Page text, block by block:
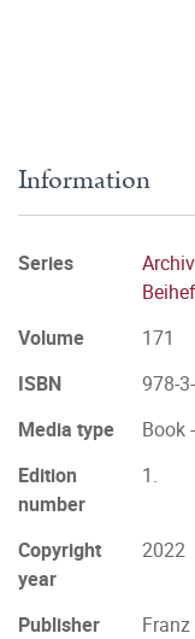
Information
Series
Volume
171
ISBN
978-
Media type
Book
Edition
number
1.
Copyright
year
2022
Publisher